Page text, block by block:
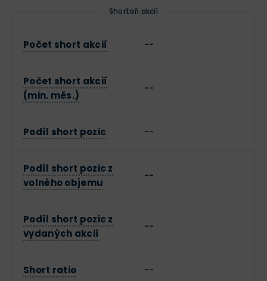
Shortaři akcií
Počet short akcií --
Počet short akcií
(min. měs.)
--
Podíl short pozic --
Podíl short pozic z
volného objemu
--
Podíl short pozic z
vydaných akcií
--
Short ratio --